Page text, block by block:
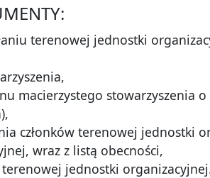
terenowej jednostki
macierzystego
członków terenowej jednostki
wraz z listą obecności,
terenowej jednostki